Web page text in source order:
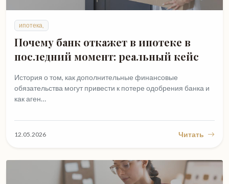
ипотека,
Почему банк откажет в ипотеке в
последний момент: реальный кейс
История о том, как дополнительные финансовые
обязательства могут привести к потере одобрения банка и
как аген…
12.05.2026 Читать